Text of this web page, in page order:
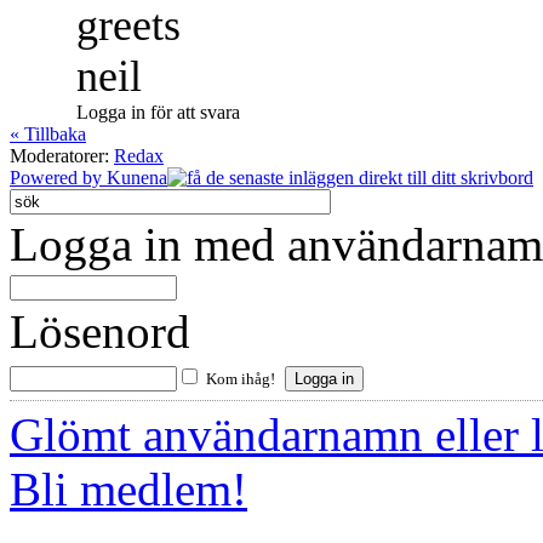
greets
neil
Logga in för att svara
« Tillbaka
Moderatorer: Redax
Powered by Kunena
Logga in med
Lösenord
Kom ihåg!
Glömt användarnamn eller
Bli medlem!